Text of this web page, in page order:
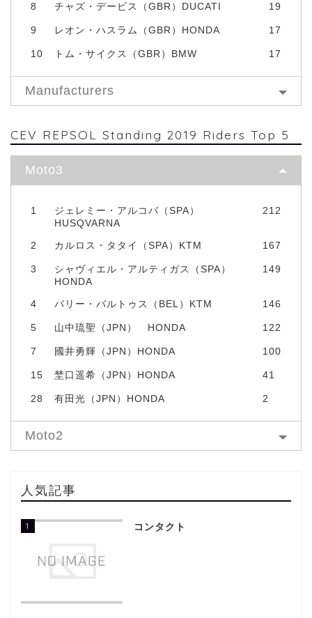
8 チャズ・デービス（GBR）DUCATI 19
9 レオン・ハスラム（GBR）HONDA 17
10 トム・サイクス（GBR）BMW 17
Manufacturers
CEV REPSOL Standing 2019 Riders Top 5
Moto3
1
ジェレミー・アルコバ（SPA）
HUSQVARNA
212
2 カルロス・タタイ（SPA）KTM 167
3
シャヴィエル・アルティガス（SPA）
HONDA
149
4 バリー・バルトゥス（BEL）KTM 146
5 山中琉聖（JPN） HONDA 122
7 國井勇輝（JPN）HONDA 100
15 埜口遥希（JPN）HONDA 41
28 有田光（JPN）HONDA 2
Moto2
人気記事
1 コンタクト